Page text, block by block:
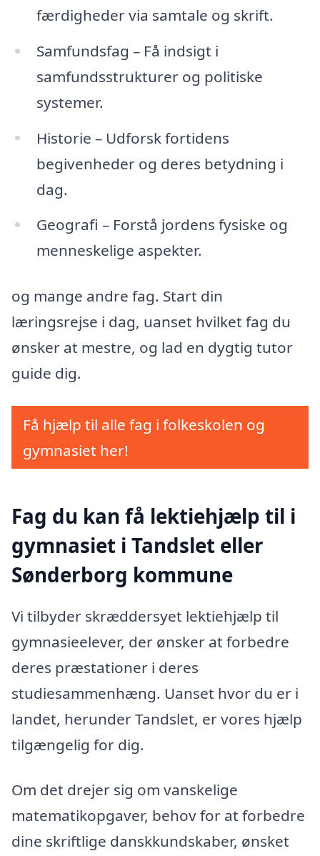
færdigheder via samtale og skrift.
Samfundsfag – Få indsigt i
samfundsstrukturer og politiske
systemer.
Historie – Udforsk fortidens
begivenheder og deres betydning i
dag.
Geografi – Forstå jordens fysiske og
menneskelige aspekter.
og mange andre fag. Start din
læringsrejse i dag, uanset hvilket fag du
ønsker at mestre, og lad en dygtig tutor
guide dig.
Få hjælp til alle fag i folkeskolen og
gymnasiet her!
Fag du kan få lektiehjælp til i
gymnasiet i Tandslet eller
Sønderborg kommune
Vi tilbyder skræddersyet lektiehjælp til
gymnasieelever, der ønsker at forbedre
deres præstationer i deres
studiesammenhæng. Uanset hvor du er i
landet, herunder Tandslet, er vores hjælp
tilgængelig for dig.
Om det drejer sig om vanskelige
matematikopgaver, behov for at forbedre
dine skriftlige danskkundskaber, ønsket